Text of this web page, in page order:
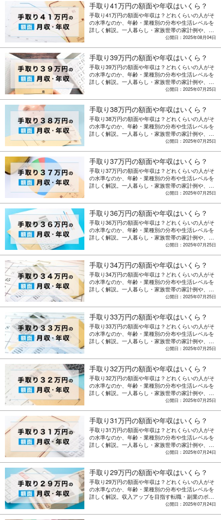
手取り41万円の額面や年収はいくら？
手取り41万円の額面や年収は？どれくらいの人がそ
の水準なのか、年齢・業種別の分布や生活レベルを
詳しく解説。一人暮らし・家族世帯の家計例や、収
入アップを目指す転職・副業のポイントも紹介。
公開日：2025年08月04日
手取り39万円の額面や年収はいくら？
手取り39万円の額面や年収は？どれくらいの人がそ
の水準なのか、年齢・業種別の分布や生活レベルを
詳しく解説。一人暮らし・家族世帯の家計例や、収
入アップを目指す転職・副業のポイントも紹介。
公開日：2025年07月25日
手取り38万円の額面や年収はいくら？
手取り38万円の額面や年収は？どれくらいの人がそ
の水準なのか、年齢・業種別の分布や生活レベルを
詳しく解説。一人暮らし・家族世帯の家計例や、収
入アップを目指す転職・副業のポイントも紹介。
公開日：2025年07月25日
手取り37万円の額面や年収はいくら？
手取り37万円の額面や年収は？どれくらいの人がそ
の水準なのか、年齢・業種別の分布や生活レベルを
詳しく解説。一人暮らし・家族世帯の家計例や、収
入アップを目指す転職・副業のポイントも紹介。
公開日：2025年07月25日
手取り36万円の額面や年収はいくら？
手取り36万円の額面や年収は？どれくらいの人がそ
の水準なのか、年齢・業種別の分布や生活レベルを
詳しく解説。一人暮らし・家族世帯の家計例や、収
入アップを目指す転職・副業のポイントも紹介。
公開日：2025年07月25日
手取り34万円の額面や年収はいくら？
手取り34万円の額面や年収は？どれくらいの人がそ
の水準なのか、年齢・業種別の分布や生活レベルを
詳しく解説。一人暮らし・家族世帯の家計例や、収
入アップを目指す転職・副業のポイントも紹介。
公開日：2025年07月25日
手取り33万円の額面や年収はいくら？
手取り33万円の額面や年収は？どれくらいの人がそ
の水準なのか、年齢・業種別の分布や生活レベルを
詳しく解説。一人暮らし・家族世帯の家計例や、収
入アップを目指す転職・副業のポイントも紹介。
公開日：2025年07月25日
手取り32万円の額面や年収はいくら？
手取り32万円の額面や年収は？どれくらいの人がそ
の水準なのか、年齢・業種別の分布や生活レベルを
詳しく解説。一人暮らし・家族世帯の家計例や、収
入アップを目指す転職・副業のポイントも紹介。
公開日：2025年07月25日
手取り31万円の額面や年収はいくら？
手取り31万円の額面や年収は？どれくらいの人がそ
の水準なのか、年齢・業種別の分布や生活レベルを
詳しく解説。一人暮らし・家族世帯の家計例や、収
入アップを目指す転職・副業のポイントも紹介。
公開日：2025年07月24日
手取り29万円の額面や年収はいくら？
手取り29万円の額面や年収は？どれくらいの人がそ
の水準なのか、年齢・業種別の分布や生活レベルを
詳しく解説。収入アップを目指す転職・副業のポイ
公開日：2025年07月24日